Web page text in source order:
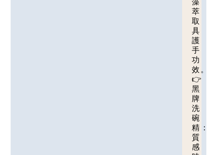
萃
取
具
護
手
功
效。
👉
黑
牌
洗
碗
精：
質
感